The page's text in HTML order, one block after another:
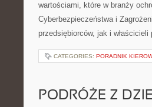
wartościami, które w branży
Cyberbezpieczeństwa i
przedsiębiorców, jak i
CATEGORIES: PORADNIK
PODRÓŻE Z